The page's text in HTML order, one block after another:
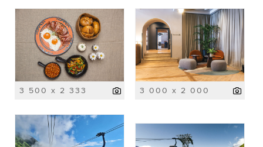
3 500 x 2 333 3 000 x 2 000